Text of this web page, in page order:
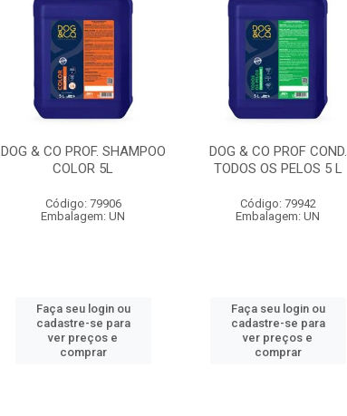
DOG & CO PROF. SHAMPOO
COLOR 5L
Código: 79906
Embalagem: UN
Faça seu login ou
cadastre-se para
ver preços e
comprar
DOG & CO PROF COND.
TODOS OS PELOS 5 L
Código: 79942
Embalagem: UN
Faça seu login ou
cadastre-se para
ver preços e
comprar